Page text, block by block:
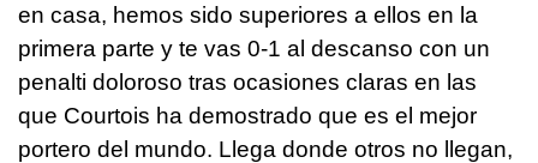
en casa, hemos sido superiores a ellos en la
primera parte y te vas 0-1 al descanso con un
penalti doloroso tras ocasiones claras en las
que Courtois ha demostrado que es el mejor
portero del mundo. Llega donde otros no llegan,